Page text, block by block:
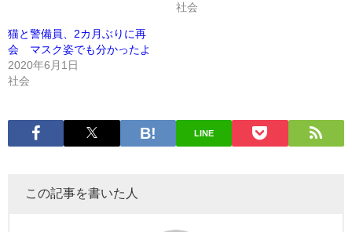
社会
猫と警備員、2カ月ぶりに再
会 マスク姿でも分かったよ
2020年6月1日
社会
LINE
この記事を書いた人